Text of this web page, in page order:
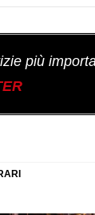
più